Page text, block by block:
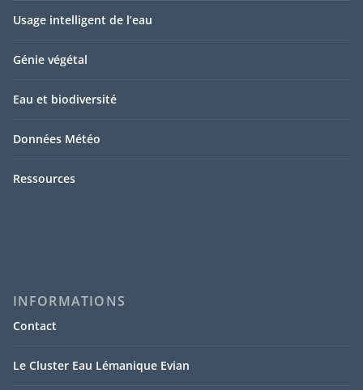
Usage intelligent de l’eau
Génie végétal
Eau et biodiversité
Données Météo
Ressources
INFORMATIONS
Contact
Le Cluster Eau Lémanique Evian